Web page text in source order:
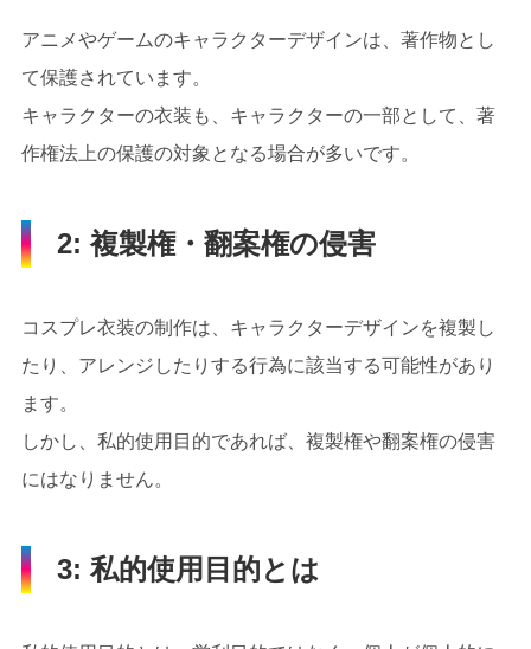
アニメやゲームのキャラクターデザインは、著作物とし
て保護されています。
キャラクターの衣装も、キャラクターの一部として、著
作権法上の保護の対象となる場合が多いです。
2: 複製権・翻案権の侵害
コスプレ衣装の制作は、キャラクターデザインを複製し
たり、アレンジしたりする行為に該当する可能性があり
ます。
しかし、私的使用目的であれば、複製権や翻案権の侵害
にはなりません。
3: 私的使用目的とは